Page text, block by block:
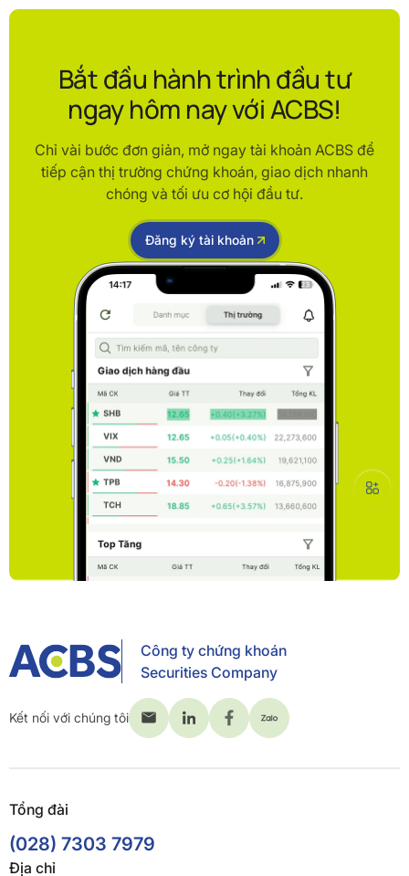
Bắt đầu hành trình đầu tư
ngay hôm nay với ACBS!
Chỉ vài bước đơn giản, mở ngay tài khoản ACBS để
tiếp cận thị trường chứng khoán, giao dịch nhanh
chóng và tối ưu cơ hội đầu tư.
Đăng ký tài khoản
Công ty chứng khoán
Securities Company
Kết nối với chúng tôi
Tổng đài
(028) 7303 7979
Địa chỉ